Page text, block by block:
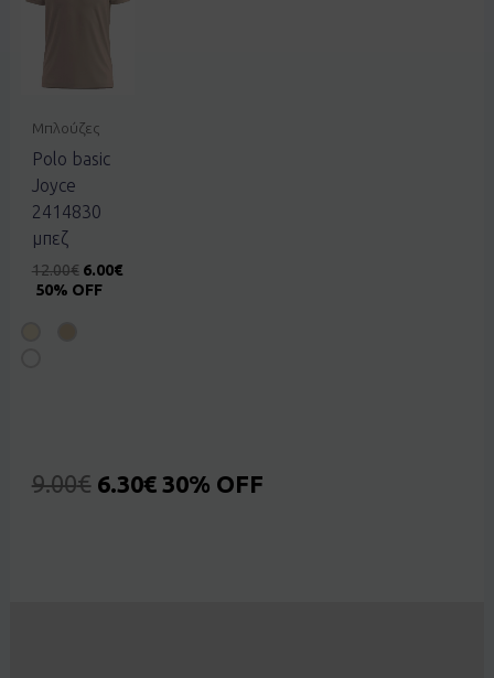
Μπλούζες
Polo basic
Joyce
2414830
μπεζ
12.00€ 6.00€
50% OFF
9.00€ 6.30€ 30% OFF